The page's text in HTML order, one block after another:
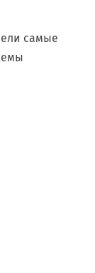
самые